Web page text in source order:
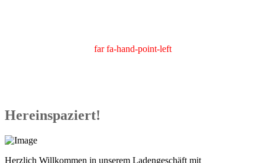
far fa-hand-point-left
Hereinspaziert!
Herzlich Willkommen in unserem Ladengeschäft mit